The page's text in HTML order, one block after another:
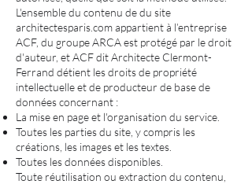
L'ensemble du contenu de du site
architectesparis.com appartient à l’entreprise
ACF, du groupe ARCA est protégé par le droit
d'auteur, et ACF dit Architecte Clermont-
Ferrand détient les droits de propriété
intellectuelle et de producteur de base de
données concernant :
La mise en page et l'organisation du service.
Toutes les parties du site, y compris les
créations, les images et les textes.
Toutes les données disponibles.
Toute réutilisation ou extraction du contenu,